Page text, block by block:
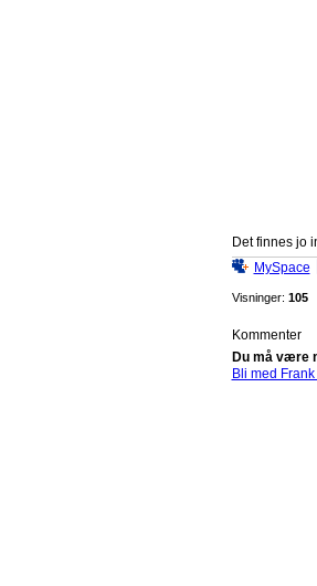
Det finnes jo
MySpace
Visninger: 105
Kommenter
Du må være
Bli med